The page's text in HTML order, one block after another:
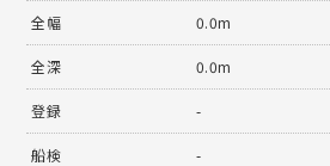
全幅 0.0m
全深 0.0m
登録 -
船検 -